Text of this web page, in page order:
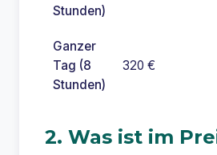
Stunden)
Ganzer
Tag (8
Stunden)
320 €
2. Was ist im